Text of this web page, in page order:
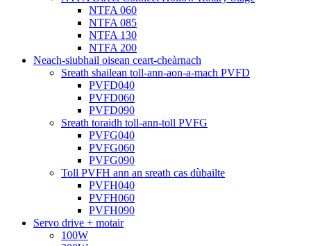
NTFA 060
NTFA 085
NTFA 130
NTFA 200
Neach-siubhail oisean ceart-cheàrnach
Sreath shailean toll-ann-aon-a-mach PVFD
PVFD040
PVFD060
PVFD090
Sreath toraidh toll-ann-toll PVFG
PVFG040
PVFG060
PVFG090
Toll PVFH ann an sreath cas dùbailte
PVFH040
PVFH060
PVFH090
Servo drive + motair
100W